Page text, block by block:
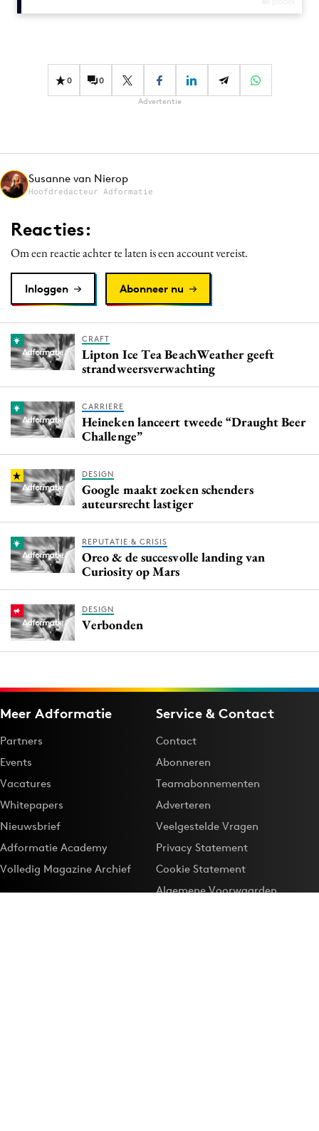
Design
Diversiteit
Effectiviteit
Martech
Media
PR
Programmatic
Purpose Marketing
Reputatie & crisis
0 0
Advertentie
Susanne van Nierop
Hoofdredacteur Adformatie
Reacties:
Om een reactie achter te laten is een account vereist.
Inloggen Abonneer nu
CRAFT
Lipton Ice Tea BeachWeather geeft
strandweersverwachting
CARRIERE
Heineken lanceert tweede “Draught Beer
Challenge”
DESIGN
Google maakt zoeken schenders
auteursrecht lastiger
REPUTATIE & CRISIS
Oreo & de succesvolle landing van
Curiosity op Mars
DESIGN
Verbonden
Meer Adformatie
Partners
Events
Vacatures
Whitepapers
Nieuwsbrief
Adformatie Academy
Volledig Magazine Archief
Service & Contact
Contact
Abonneren
Teamabonnementen
Adverteren
Veelgestelde Vragen
Privacy Statement
Cookie Statement
Algemene Voorwaarden